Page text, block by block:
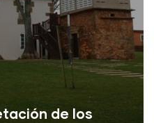
de los